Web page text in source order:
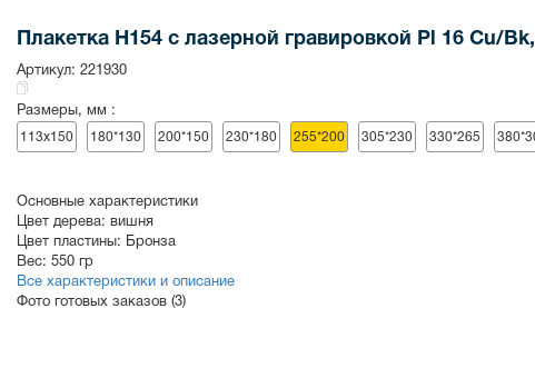
СУВЕНИРЫ РАСПРОДАЖА
ПОИСК ПО
СОБЫТИЮ
ЗНАЧКИ
Плакетка H154 с лазерной гравировкой Pl 16 Cu/
Артикул: 221930
Размеры, мм :
113х150 180*130 200*150 230*180 255*200 305*230 330*265
Основные характеристики
Цвет дерева: вишня
Цвет пластины: Бронза
Вес: 550 гр
Все характеристики и описание
Фото готовых заказов (3)